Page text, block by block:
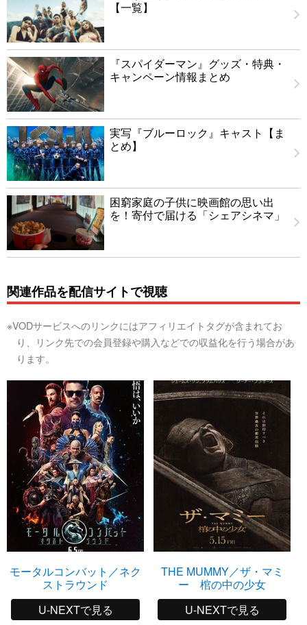
【一覧】
『スパイダーマン』グッズ・特典・
キャンペーン情報まとめ
実写『ブルーロック』キャスト【ま
とめ】
困窮家庭の子供に映画館の思い出
を！寄付で届ける「シェアシネマ」
関連作品を配信サイトで視聴
※VODサービスへのリンクにはアフィリエイトタグが含まれてお
り、リンク先での会員登録や購入などでの収益化を行う場合があ
ります。
モータルコンバット／ネク
ストラウンド
U-NEXTで見る
THE MUMMY／ザ・マミ
ー 棺の中の少女
U-NEXTで見る